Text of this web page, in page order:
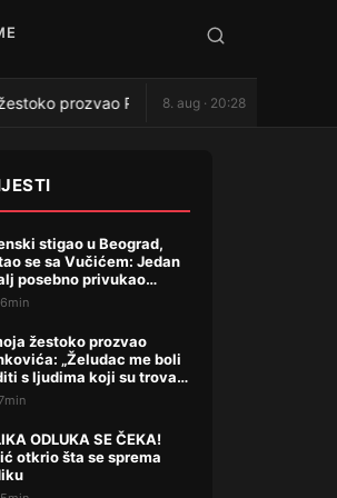
prozvao Plenkovića: „Želudac me boli
8. aug · 20:28
stigao u Beograd,
se sa Vučićem: Jedan
posebno privukao
evo šta su dogovorili
žestoko prozvao
„Želudac me boli
s ljudima koji su trovali
ODLUKA SE ČEKA!
otkrio šta se sprema